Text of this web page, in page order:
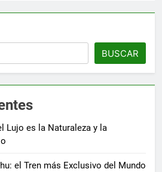
BUSCAR
Lujo es la Naturaleza y la
el Tren más Exclusivo del Mundo